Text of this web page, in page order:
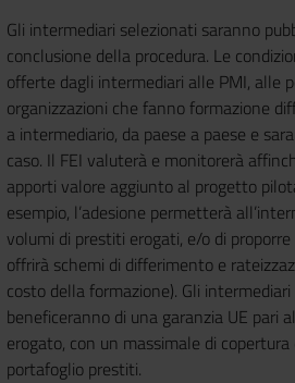
Gli intermediari selezionati saranno
conclusione della procedura. Le
offerte dagli intermediari alle PMI, alle
organizzazioni che fanno formazione
a intermediario, da paese a paese e
caso. Il FEI valuterà e monitorerà
apporti valore aggiunto al progetto
esempio, l’adesione permetterà
volumi di prestiti erogati, e/o di
offrirà schemi di differimento e
costo della formazione). Gli
beneficeranno di una garanzia UE pari
erogato, con un massimale di copertura
portafoglio prestiti.